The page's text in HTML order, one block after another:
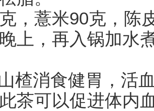
，薏米90克，陈
上，再入锅加水
楂消食健胃，活
茶可以促进体内